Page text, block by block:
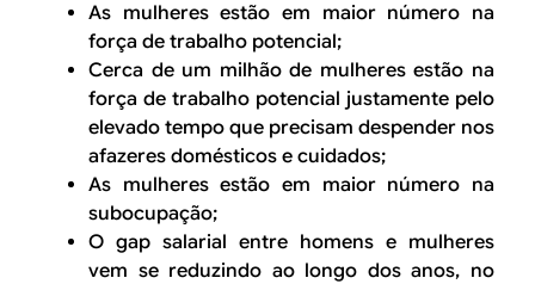
As mulheres estão em maior número na
força de trabalho potencial;
Cerca de um milhão de mulheres estão na
força de trabalho potencial justamente pelo
elevado tempo que precisam despender nos
afazeres domésticos e cuidados;
As mulheres estão em maior número na
subocupação;
O gap salarial entre homens e mulheres
vem se reduzindo ao longo dos anos, no